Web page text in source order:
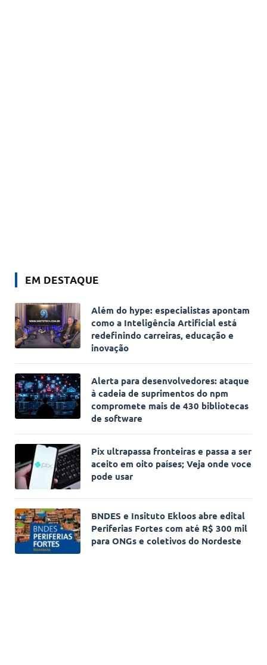
EM DESTAQUE
Além do hype: especialistas apontam
como a Inteligência Artificial está
redefinindo carreiras, educação e
inovação
Alerta para desenvolvedores: ataque
à cadeia de suprimentos do npm
compromete mais de 430 bibliotecas
de software
Pix ultrapassa fronteiras e passa a ser
aceito em oito países; Veja onde voce
pode usar
BNDES e Insituto Ekloos abre edital
Periferias Fortes com até R$ 300 mil
para ONGs e coletivos do Nordeste